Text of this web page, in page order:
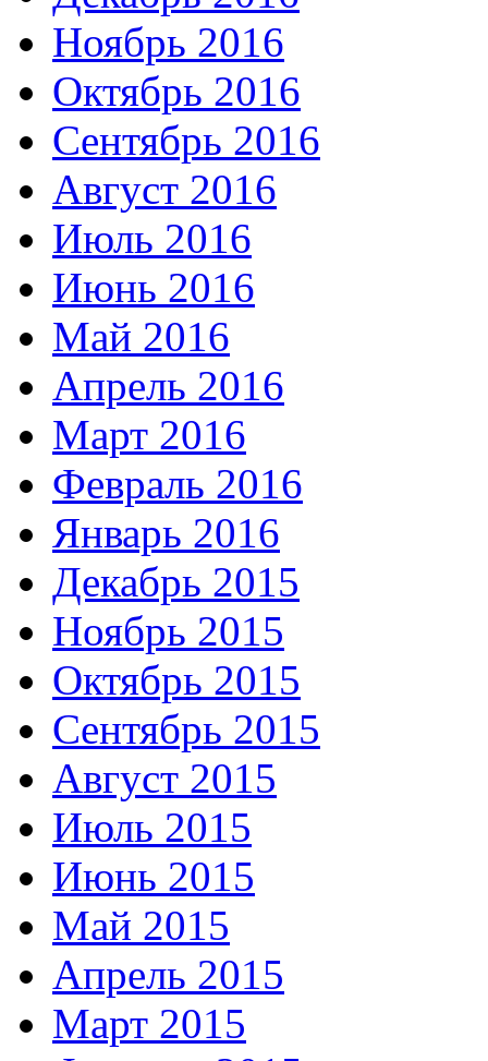
Ноябрь 2016
Октябрь 2016
Сентябрь 2016
Август 2016
Июль 2016
Июнь 2016
Май 2016
Апрель 2016
Март 2016
Февраль 2016
Январь 2016
Декабрь 2015
Ноябрь 2015
Октябрь 2015
Сентябрь 2015
Август 2015
Июль 2015
Июнь 2015
Май 2015
Апрель 2015
Март 2015